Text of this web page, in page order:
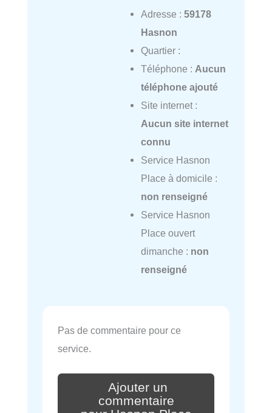
Adresse : 59178
Hasnon
Quartier :
Téléphone : Aucun
téléphone ajouté
Site internet :
Aucun site internet
connu
Service Hasnon
Place à domicile :
non renseigné
Service Hasnon
Place ouvert
dimanche : non
renseigné
Pas de commentaire pour ce
service.
Ajouter un
commentaire